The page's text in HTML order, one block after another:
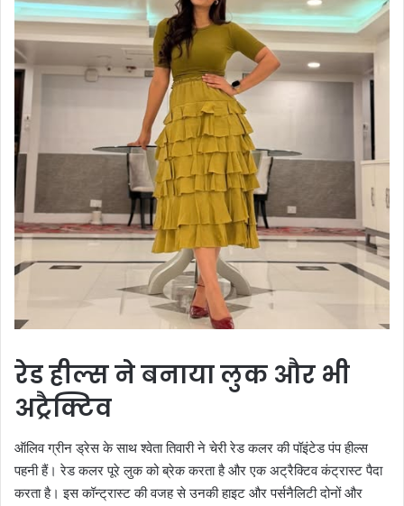
रेड हील्स ने बनाया लुक और भी
अट्रैक्टिव
ऑलिव ग्रीन ड्रेस के साथ श्वेता तिवारी ने चेरी रेड कलर की पॉइंटेड पंप हील्स
पहनी हैं। रेड कलर पूरे लुक को ब्रेक करता है और एक अट्रैक्टिव कंट्रास्ट पैदा
करता है। इस कॉन्ट्रास्ट की वजह से उनकी हाइट और पर्सनैलिटी दोनों और